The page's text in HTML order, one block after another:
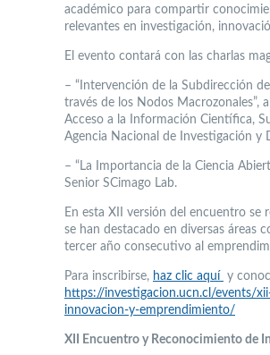
académico para compartir
relevantes en investigación,
El evento contará con las charlas
– “Intervención de la Subdirección
través de los Nodos Macrozonales”,
Acceso a la Información Científica,
Agencia Nacional de Investigación y
– “La Importancia de la Ciencia
Senior SCimago Lab.
En esta XII versión del encuentro se
se han destacado en diversas áreas
tercer año consecutivo al
Para inscribirse, haz clic aquí y
https://investigacion.ucn.cl/events/
innovacion-y-emprendimiento/
XII Encuentro y Reconocimiento de